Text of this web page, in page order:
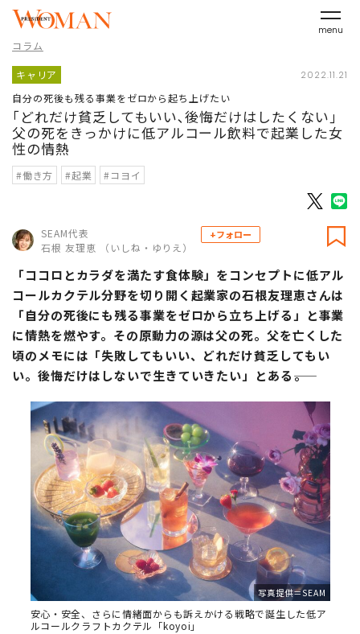
menu
コラム
キャリア 2022.11.21
自分の死後も残る事業をゼロから起ち上げたい
｢どれだけ貧乏してもいい､後悔だけはしたくない｣
父の死をきっかけに低アルコール飲料で起業した女
性の情熱
#働き方 #起業 #コヨイ
SEAM代表
石根 友理恵 （いしね・ゆりえ）
+フォロー
「ココロとカラダを満たす食体験」をコンセプトに低アル
コールカクテル分野を切り開く起業家の石根友理恵さんは
「自分の死後にも残る事業をゼロから立ち上げる」と事業
に情熱を燃やす。その原動力の源は父の死。父を亡くした
頃のメモには「失敗してもいい、どれだけ貧乏してもい
い。後悔だけはしないで生きていきたい」とある――。
写真提供＝SEAM
安心・安全、さらに情緒面からも訴えかける戦略で誕生した低ア
ルコールクラフトカクテル「koyoi」